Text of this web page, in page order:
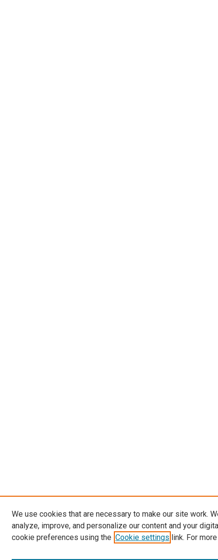
We use cookies that are necessary to make our site work.
analyze, improve, and personalize our content and your
cookie preferences using the Cookie settings link. For